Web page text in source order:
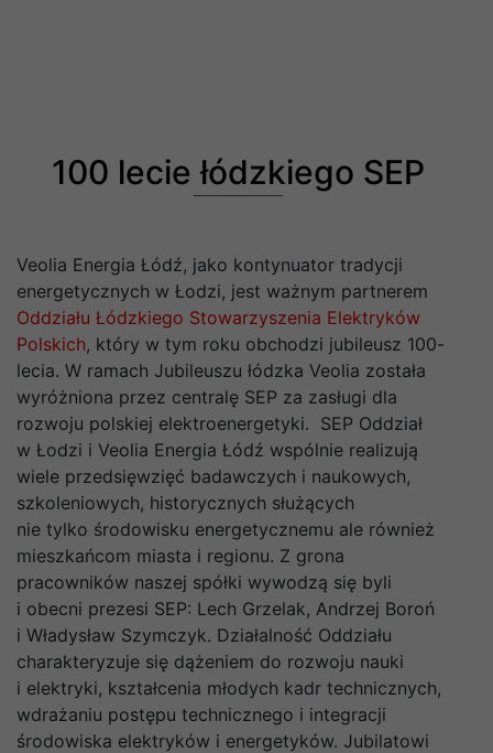
100 lecie łódzkiego SEP
Veolia Energia Łódź, jako kontynuator tradycji
energetycznych w Łodzi, jest ważnym partnerem
Oddziału Łódzkiego Stowarzyszenia Elektryków
Polskich, który w tym roku obchodzi jubileusz 100-
lecia. W ramach Jubileuszu łódzka Veolia została
wyróżniona przez centralę SEP za zasługi dla
rozwoju polskiej elektroenergetyki. SEP Oddział
w Łodzi i Veolia Energia Łódź wspólnie realizują
wiele przedsięwzięć badawczych i naukowych,
szkoleniowych, historycznych służących
nie tylko środowisku energetycznemu ale również
mieszkańcom miasta i regionu. Z grona
pracowników naszej spółki wywodzą się byli
i obecni prezesi SEP: Lech Grzelak, Andrzej Boroń
i Władysław Szymczyk. Działalność Oddziału
charakteryzuje się dążeniem do rozwoju nauki
i elektryki, kształcenia młodych kadr technicznych,
wdrażaniu postępu technicznego i integracji
środowiska elektryków i energetyków. Jubilatowi